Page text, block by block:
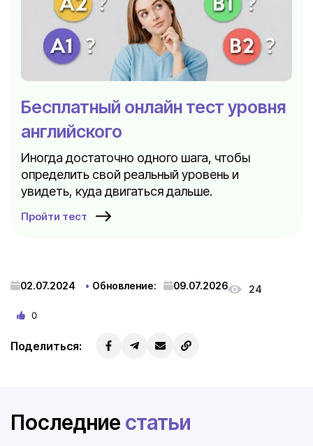
Бесплатный онлайн тест уровня
английского
Иногда достаточно одного шага, чтобы
определить свой реальный уровень и
увидеть, куда двигаться дальше.
Пройти тест
02.07.2024 Обновление: 09.07.2026 24
0
Поделиться:
Последние статьи